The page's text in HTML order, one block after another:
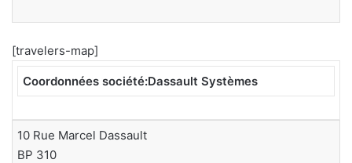
[travelers-map]
Coordonnées société:Dassault Systèmes
10 Rue Marcel Dassault
BP 310